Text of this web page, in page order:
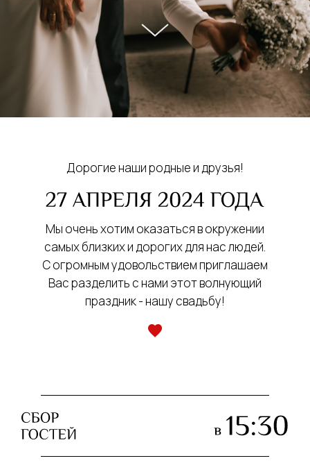
Дорогие наши родные и друзья!
Мы очень хотим оказаться в окружении
самых близких и дорогих для нас людей.
С огромным удовольствием приглашаем
Вас разделить с нами этот волнующий
праздник - нашу свадьбу!